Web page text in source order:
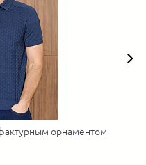
орнаментом